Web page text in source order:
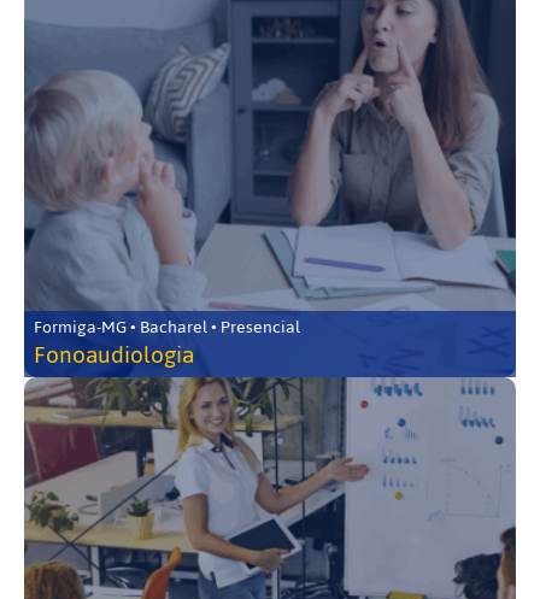
Formiga-MG • Bacharel • Presencial
Fonoaudiologia